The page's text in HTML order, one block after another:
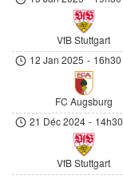
VfB Stuttgart
12 Jan 2025 - 16h30
FC Augsburg
21 Déc 2024 - 14h30
VfB Stuttgart